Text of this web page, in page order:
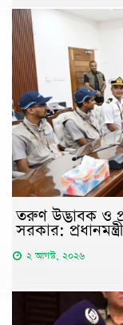
তরুণ উদ্ভাবক ও
সরকার: প্রধানমন্ত্রী
২ আগস্ট, ২০২৬